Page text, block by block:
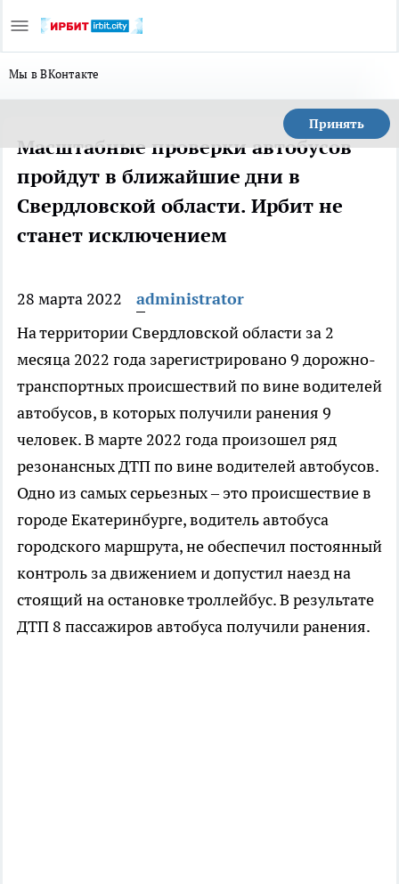
Мы в ВКонтакте
Принять
Масштабные проверки автобусов
пройдут в ближайшие дни в
Свердловской области. Ирбит не
станет исключением
28 марта 2022
administrator
На территории Свердловской области за 2
месяца 2022 года зарегистрировано 9 дорожно-
транспортных происшествий по вине водителей
автобусов, в которых получили ранения 9
человек. В марте 2022 года произошел ряд
резонансных ДТП по вине водителей автобусов.
Одно из самых серьезных – это происшествие в
городе Екатеринбурге, водитель автобуса
городского маршрута, не обеспечил постоянный
контроль за движением и допустил наезд на
стоящий на остановке троллейбус. В результате
ДТП 8 пассажиров автобуса получили ранения.